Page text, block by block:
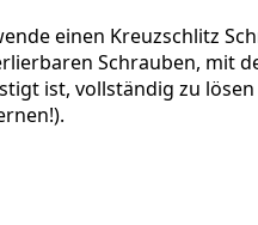
einen Kreuzschlitz
Schrauben, mit
ist, vollständig zu